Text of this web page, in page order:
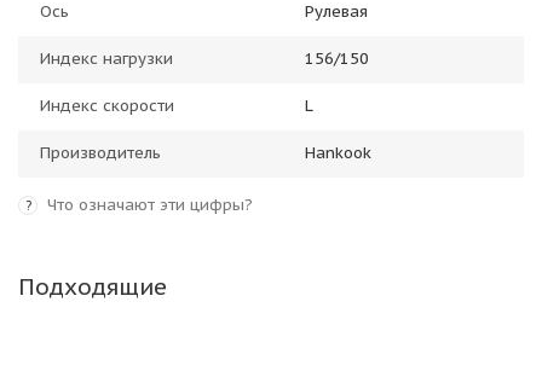
Ось Рулевая
Индекс нагрузки 156/150
Индекс скорости L
Производитель Hankook
? Что означают эти цифры?
Подходящие